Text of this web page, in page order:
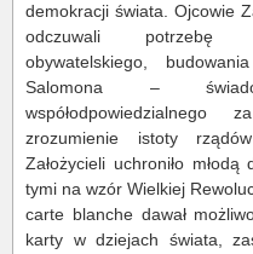
demokracji świata. Ojcowie
odczuwali potrzebę
obywatelskiego,
Salomona –
zrozumienie istoty
Założycieli uchroniło
tymi na wzór Wielkiej
carte blanche dawał
karty w dziejach świata,